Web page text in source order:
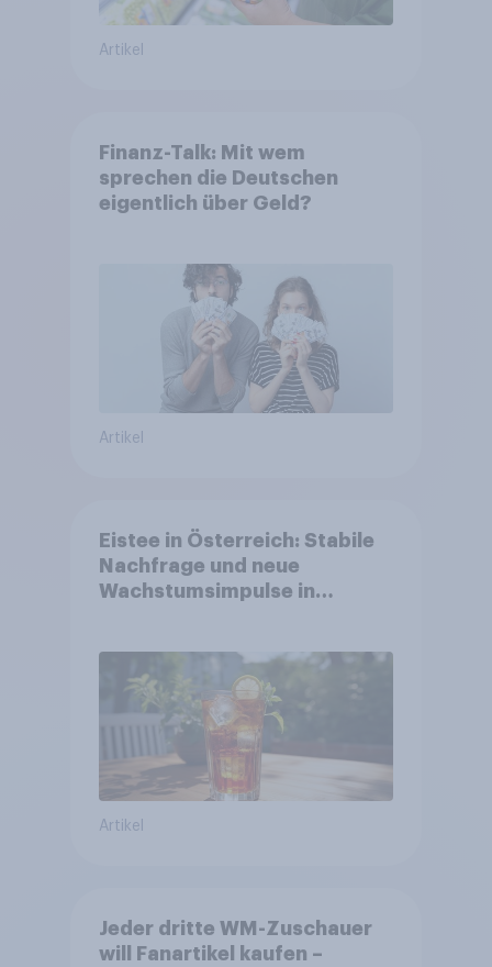
Artikel
Finanz-Talk: Mit wem
sprechen die Deutschen
eigentlich über Geld?
Artikel
Eistee in Österreich: Stabile
Nachfrage und neue
Wachstumsimpulse in
Artikel
Jeder dritte WM-Zuschauer
will Fanartikel kaufen –